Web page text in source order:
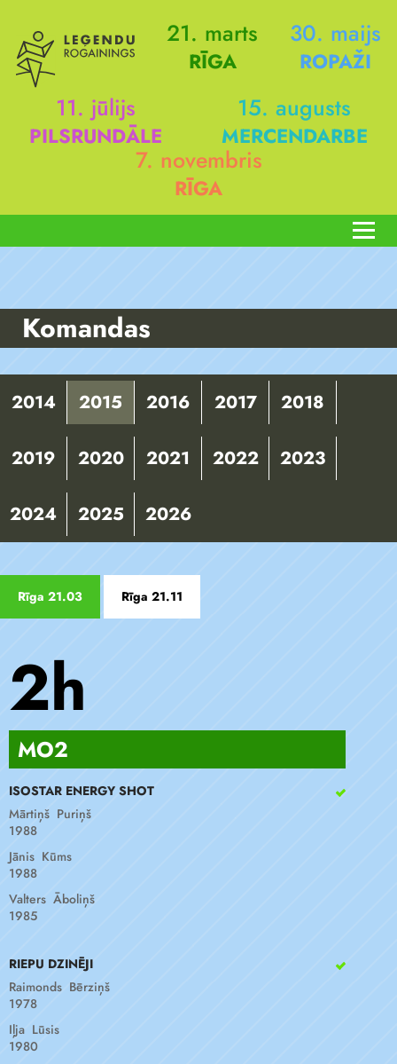
21. marts
RĪGA
30. maijs
ROPAŽI
11. jūlijs
PILSRUNDĀLE
15. augusts
MERCENDARBE
7. novembris
RĪGA
Komandas
2014 2015 2016 2017 2018
2019 2020 2021 2022 2023
2024 2025 2026
Rīga 21.03 Rīga 21.11
2h
MO2
ISOSTAR ENERGY SHOT
Mārtiņš Puriņš
1988
Jānis Kūms
1988
Valters Āboliņš
1985
RIEPU DZINĒJI
Raimonds Bērziņš
1978
Iļja Lūsis
1980